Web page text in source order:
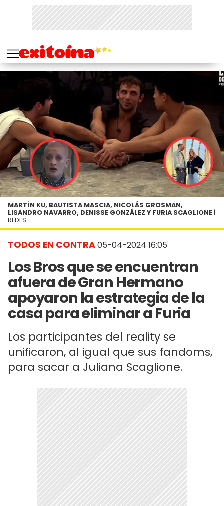
TODOS EN CONTRA05-04-2024 16:05
Los Bros que se encuentran
afuera de Gran Hermano
apoyaron la estrategia de la
casa para eliminar a Furia
Los participantes del reality se
unificaron, al igual que sus fandoms,
para sacar a Juliana Scaglione.
MARTÍN KU, BAUTISTA MASCIA, NICOLÁS GROSMAN,
LISANDRO NAVARRO, DENISSE GONZÁLEZ Y FURIA SCAGLIONE |
REDES